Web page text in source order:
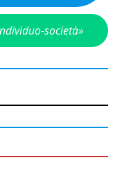
società»